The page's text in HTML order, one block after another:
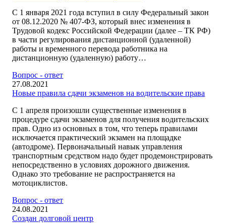
С 1 января 2021 года вступил в силу Федеральный закон
от 08.12.2020 № 407-ФЗ, который внес изменения в
Трудовой кодекс Российской Федерации (далее – ТК РФ)
в части регулирования дистанционной (удаленной)
работы и временного перевода работника на
дистанционную (удаленную) работу…
Вопрос - ответ
27.08.2021
Новые правила сдачи экзаменов на водительские права
С 1 апреля произошли существенные изменения в
процедуре сдачи экзаменов для получения водительских
прав. Одно из основных в том, что теперь правилами
исключается практический экзамен на площадке
(автодроме). Первоначальный навык управления
транспортным средством надо будет продемонстрировать
непосредственно в условиях дорожного движения.
Однако это требование не распространяется на
мотоциклистов.
Вопрос - ответ
24.08.2021
Создан долговой центр